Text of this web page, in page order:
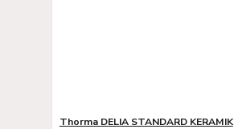
Thorma DELIA STANDARD KERAMIK